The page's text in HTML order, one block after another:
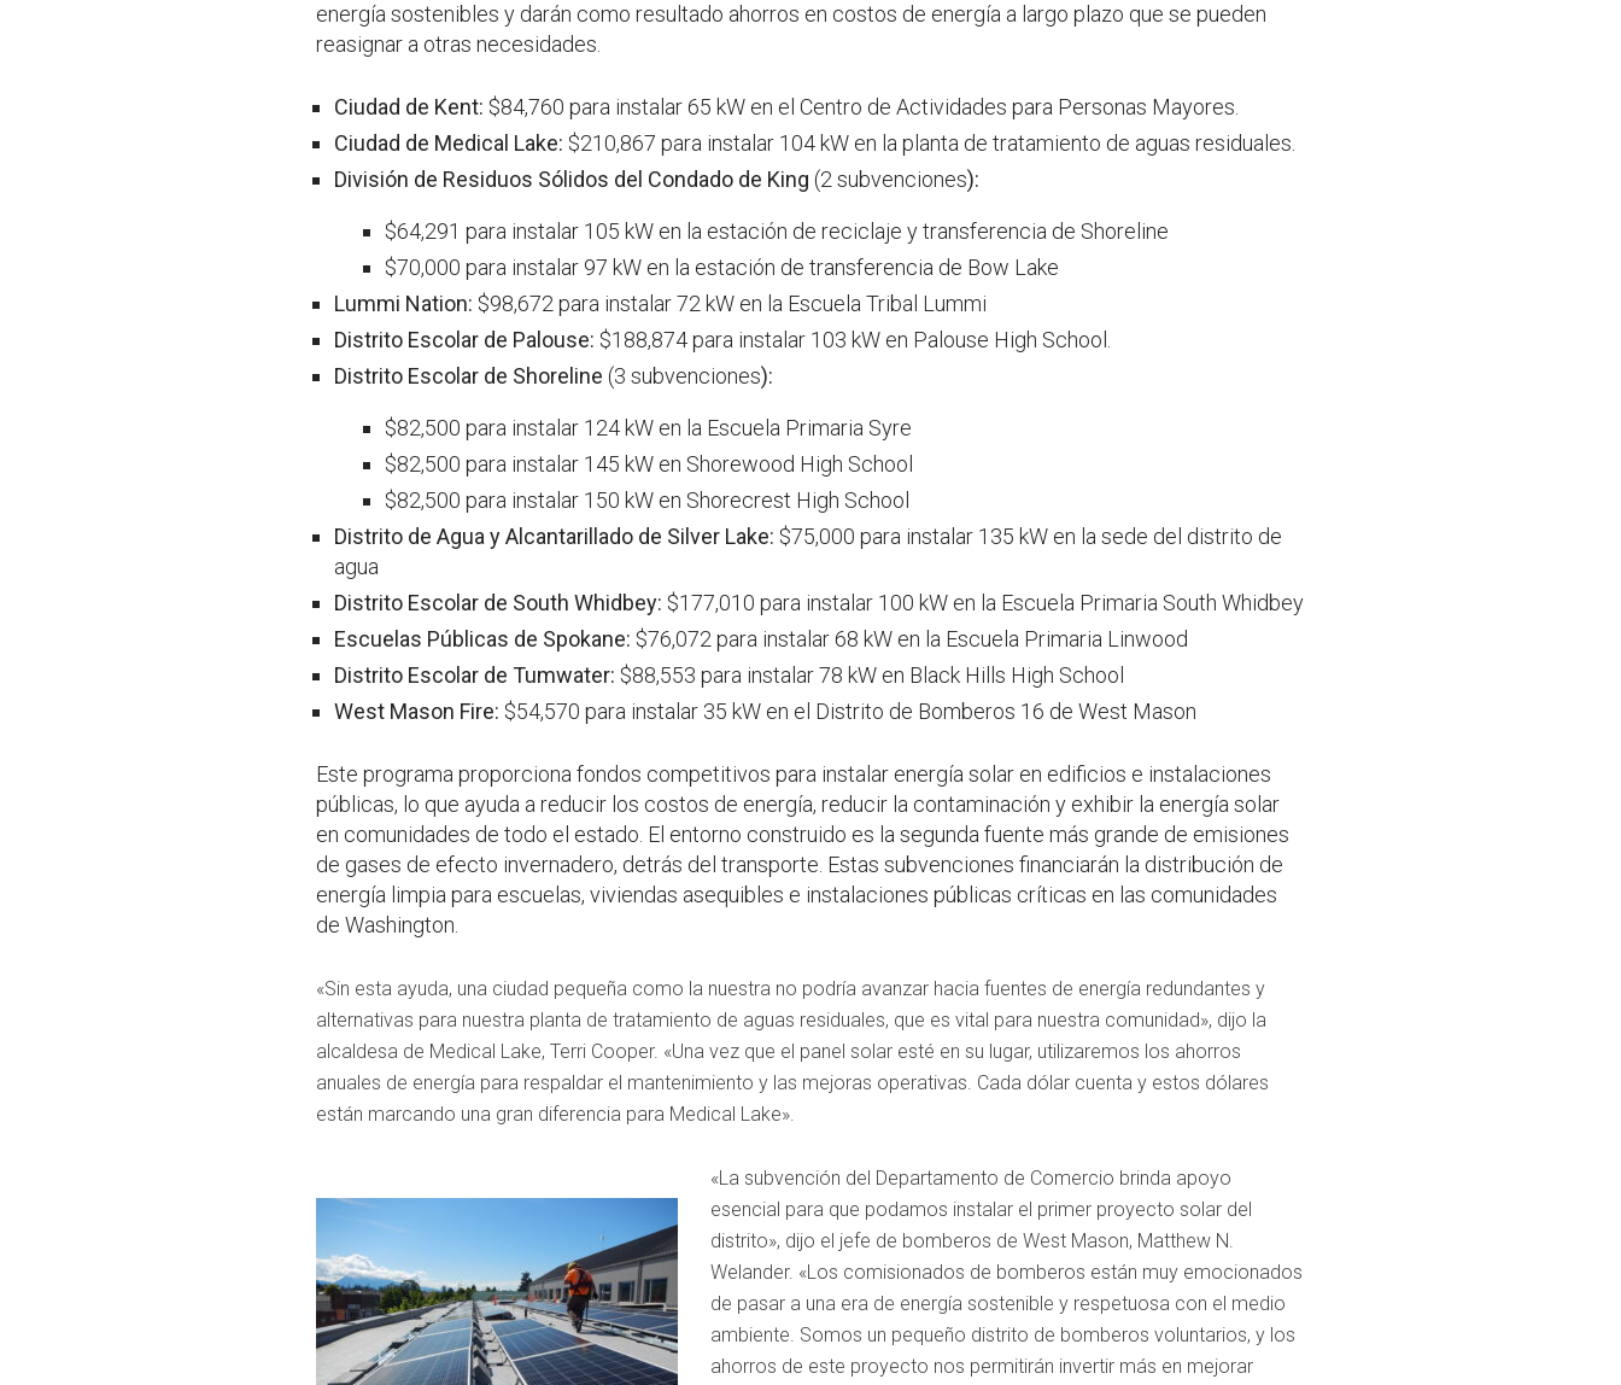
energía sostenibles y darán como resultado ahorros en costos de energía a largo plazo que se pueden
reasignar a otras necesidades.
Ciudad de Kent: $84,760 para instalar 65 kW en el Centro de Actividades para Personas Mayores.
Ciudad de Medical Lake: $210,867 para instalar 104 kW en la planta de tratamiento de aguas residuales.
División de Residuos Sólidos del Condado de King (2 subvenciones):
$64,291 para instalar 105 kW en la estación de reciclaje y transferencia de Shoreline
$70,000 para instalar 97 kW en la estación de transferencia de Bow Lake
Lummi Nation: $98,672 para instalar 72 kW en la Escuela Tribal Lummi
Distrito Escolar de Palouse: $188,874 para instalar 103 kW en Palouse High School.
Distrito Escolar de Shoreline (3 subvenciones):
$82,500 para instalar 124 kW en la Escuela Primaria Syre
$82,500 para instalar 145 kW en Shorewood High School
$82,500 para instalar 150 kW en Shorecrest High School
Distrito de Agua y Alcantarillado de Silver Lake: $75,000 para instalar 135 kW en la sede del distrito de
agua
Distrito Escolar de South Whidbey: $177,010 para instalar 100 kW en la Escuela Primaria South Whidbey
Escuelas Públicas de Spokane: $76,072 para instalar 68 kW en la Escuela Primaria Linwood
Distrito Escolar de Tumwater: $88,553 para instalar 78 kW en Black Hills High School
West Mason Fire: $54,570 para instalar 35 kW en el Distrito de Bomberos 16 de West Mason
Este programa proporciona fondos competitivos para instalar energía solar en edificios e instalaciones
públicas, lo que ayuda a reducir los costos de energía, reducir la contaminación y exhibir la energía solar
en comunidades de todo el estado. El entorno construido es la segunda fuente más grande de emisiones
de gases de efecto invernadero, detrás del transporte. Estas subvenciones financiarán la distribución de
energía limpia para escuelas, viviendas asequibles e instalaciones públicas críticas en las comunidades
de Washington.
«Sin esta ayuda, una ciudad pequeña como la nuestra no podría avanzar hacia fuentes de energía redundantes y
alternativas para nuestra planta de tratamiento de aguas residuales, que es vital para nuestra comunidad», dijo la
alcaldesa de Medical Lake, Terri Cooper. «Una vez que el panel solar esté en su lugar, utilizaremos los ahorros
anuales de energía para respaldar el mantenimiento y las mejoras operativas. Cada dólar cuenta y estos dólares
están marcando una gran diferencia para Medical Lake».
«La subvención del Departamento de Comercio brinda apoyo
esencial para que podamos instalar el primer proyecto solar del
distrito», dijo el jefe de bomberos de West Mason, Matthew N.
Welander. «Los comisionados de bomberos están muy emocionados
de pasar a una era de energía sostenible y respetuosa con el medio
ambiente. Somos un pequeño distrito de bomberos voluntarios, y los
ahorros de este proyecto nos permitirán invertir más en mejorar